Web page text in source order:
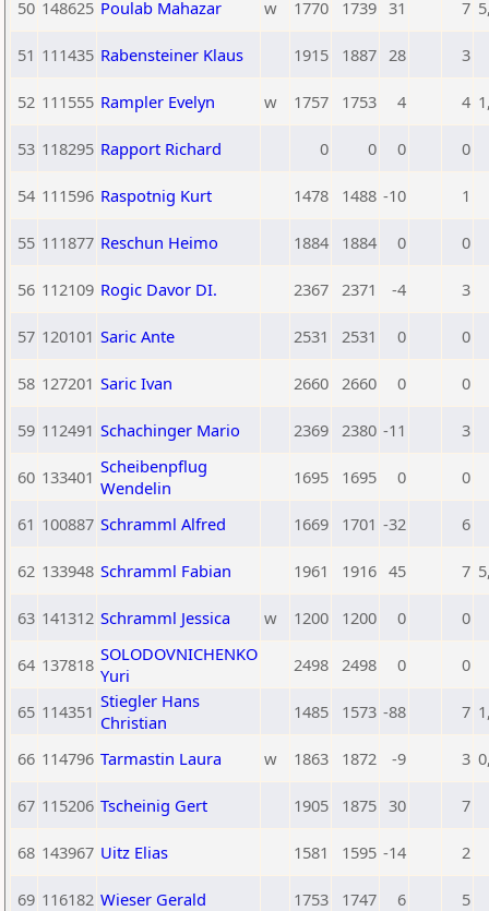
50 148625 Poulab Mahazar w 1770 1739 31 7
51 111435 Rabensteiner Klaus 1915 1887 28 3
52 111555 Rampler Evelyn w 1757 1753 4 4
53 118295 Rapport Richard 0 0 0 0
54 111596 Raspotnig Kurt 1478 1488 -10 1
55 111877 Reschun Heimo 1884 1884 0 0
56 112109 Rogic Davor DI. 2367 2371 -4 3
57 120101 Saric Ante 2531 2531 0 0
58 127201 Saric Ivan 2660 2660 0 0
59 112491 Schachinger Mario 2369 2380 -11 3
60 133401 Scheibenpflug
Wendelin
1695 1695 0 0
61 100887 Schramml Alfred 1669 1701 -32 6
62 133948 Schramml Fabian 1961 1916 45 7
63 141312 Schramml Jessica w 1200 1200 0 0
64 137818 SOLODOVNICHENKO
Yuri
2498 2498 0 0
65 114351 Stiegler Hans
Christian
1485 1573 -88 7
66 114796 Tarmastin Laura w 1863 1872 -9 3
67 115206 Tscheinig Gert 1905 1875 30 7
68 143967 Uitz Elias 1581 1595 -14 2
69 116182 Wieser Gerald 1753 1747 6 5